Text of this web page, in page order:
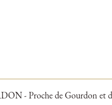
- Proche de Gourdon et